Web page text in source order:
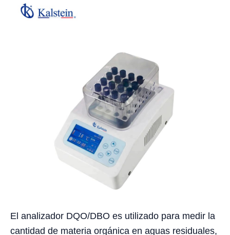
El analizador DQO/DBO es utilizado para medir la
cantidad de materia orgánica en aguas residuales,